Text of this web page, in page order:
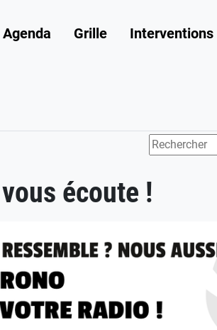
Agenda Grille Interventions
écoute !